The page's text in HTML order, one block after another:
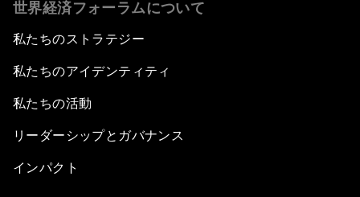
世界経済フォーラムについて
私たちのストラテジー
私たちのアイデンティティ
私たちの活動
リーダーシップとガバナンス
インパクト